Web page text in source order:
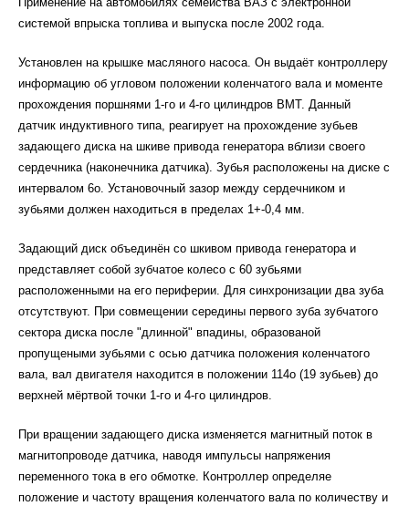
системой впрыска топлива и выпуска после 2002 года.
Установлен на крышке масляного насоса. Он выдаёт контроллеру
информацию об угловом положении коленчатого вала и моменте
прохождения поршнями 1-го и 4-го цилиндров ВМТ. Данный
датчик индуктивного типа, реагирует на прохождение зубьев
задающего диска на шкиве привода генератора вблизи своего
сердечника (наконечника датчика). Зубья расположены на диске с
интервалом 6о. Установочный зазор между сердечником и
зубьями должен находиться в пределах 1+-0,4 мм.
Задающий диск объединён со шкивом привода генератора и
представляет собой зубчатое колесо с 60 зубьями
расположенными на его периферии. Для синхронизации два зуба
отсутствуют. При совмещении середины первого зуба зубчатого
сектора диска после "длинной" впадины, образованой
пропущеными зубьями с осью датчика положения коленчатого
вала, вал двигателя находится в положении 114о (19 зубьев) до
верхней мёртвой точки 1-го и 4-го цилиндров.
При вращении задающего диска изменяется магнитный поток в
магнитопроводе датчика, наводя импульсы напряжения
переменного тока в его обмотке. Контроллер определяе
положение и частоту вращения коленчатого вала по количеству и